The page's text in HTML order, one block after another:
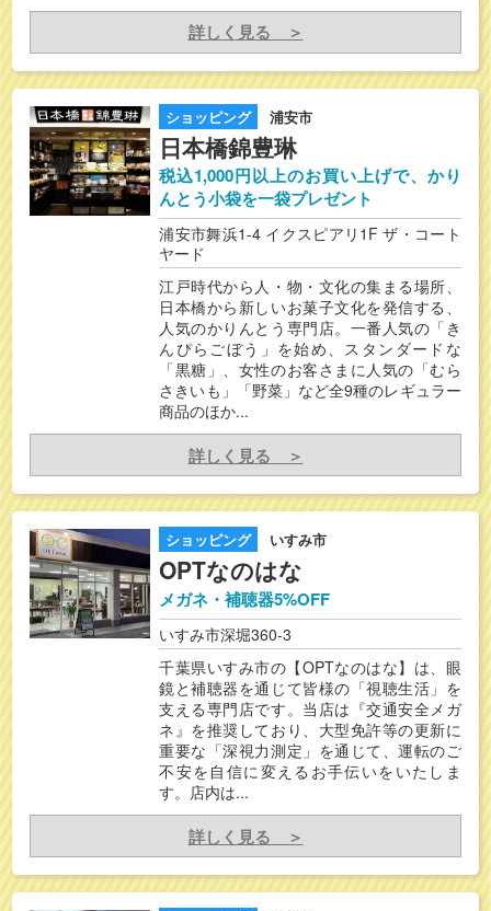
詳しく見る ＞
ショッピング 浦安市
日本橋錦豊琳
税込1,000円以上のお買い上げで、かり
んとう小袋を一袋プレゼント
浦安市舞浜1-4 イクスピアリ1F ザ・コート
ヤード
江戸時代から人・物・文化の集まる場所、
日本橋から新しいお菓子文化を発信する、
人気のかりんとう専門店。一番人気の「き
んぴらごぼう」を始め、スタンダードな
「黒糖」、女性のお客さまに人気の「むら
さきいも」「野菜」など全9種のレギュラー
商品のほか...
詳しく見る ＞
ショッピング いすみ市
OPTなのはな
メガネ・補聴器5%OFF
いすみ市深堀360-3
千葉県いすみ市の【OPTなのはな】は、眼
鏡と補聴器を通じて皆様の「視聴生活」を
支える専門店です。当店は『交通安全メガ
ネ』を推奨しており、大型免許等の更新に
重要な「深視力測定」を通じて、運転のご
不安を自信に変えるお手伝いをいたしま
す。店内は...
詳しく見る ＞